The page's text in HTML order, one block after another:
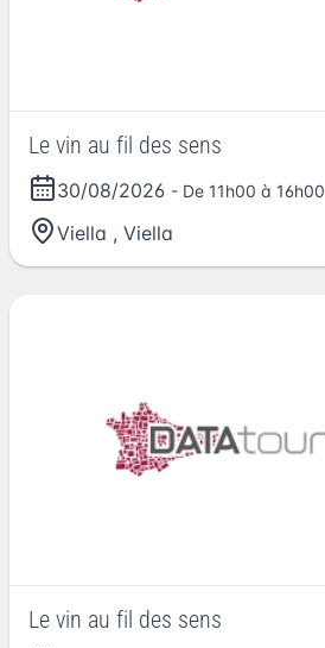
Le vin au fil des sens
30/08/2026 - De 11h00 à 16h00
Viella , Viella
Le vin au fil des sens